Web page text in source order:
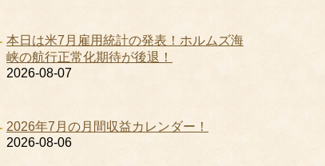
本日は米7月雇用統計の発表！ホルムズ海
峡の航行正常化期待が後退！
2026-08-07
2026年7月の月間収益カレンダー！
2026-08-06